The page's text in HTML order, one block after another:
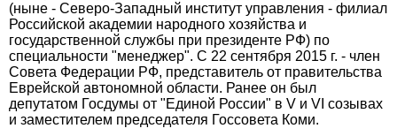
(ныне - Северо-Западный институт управления - филиал
Российской академии народного хозяйства и
государственной службы при президенте РФ) по
специальности "менеджер". С 22 сентября 2015 г. - член
Совета Федерации РФ, представитель от правительства
Еврейской автономной области. Ранее он был
депутатом Госдумы от "Единой России" в V и VI созывах
и заместителем председателя Госсовета Коми.